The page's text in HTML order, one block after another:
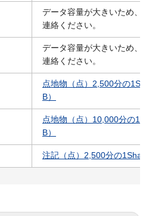
データ容量が大きいため
連絡ください。
データ容量が大きいため
連絡ください。
点地物（点）2,500分の
B）
点地物（点）10,000分の
B）
注記（点）2,500分の